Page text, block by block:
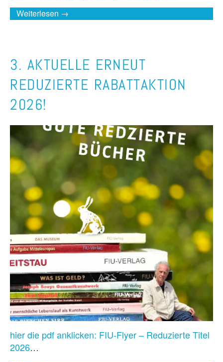
Weiterlesen →
3. AKTUELLE ERNEUT
REDUZIERTE RABATTAKTION
2026!
hier die pdf anklicken: FIU-Flyer – Reduzierte Titel
2026…